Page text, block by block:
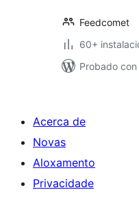
Feedcomet
60+
Probado con
Acerca de
Novas
Aloxamento
Privacidade